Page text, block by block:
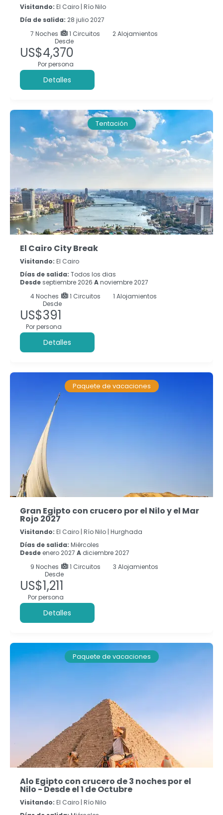
Visitando: El Cairo | Río Nilo
Día de salida: 28 julio 2027
7 Noches 1 Circuitos
2 Alojamientos
Desde
US$4,370
Por persona
Detalles
Tentación
El Cairo City Break
Visitando: El Cairo
Días de salida: Todos los dias
Desde septiembre 2026 Anoviembre 2027
4Noches 1 Circuitos
1 Alojamientos
Desde
US$391
Por persona
Detalles
Paquete de vacaciones
Gran Egipto con crucero por el Nilo y el Mar
Rojo 2027
Visitando: El Cairo | Río Nilo | Hurghada
Días de salida: Miércoles
Desde enero 2027 A diciembre 2027
9 Noches 1 Circuitos
3 Alojamientos
Desde
US$1,211
Por persona
Detalles
Paquete de vacaciones
Alo Egipto con crucero de 3 noches por el
Nilo - Desde el 1 de Octubre
Visitando: El Cairo | Río Nilo